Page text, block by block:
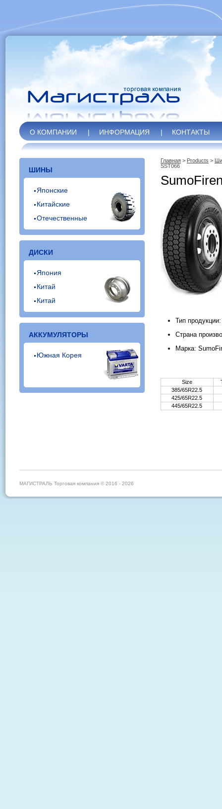
О КОМПАНИИ | ИНФОРМАЦИЯ | КОНТАКТЫ
ШИНЫ
Японские
Китайские
Отечественные
ДИСКИ
Япония
Китай
Китай
АККУМУЛЯТОРЫ
Южная Корея
Главная > Products >
SST066
Тип
Страна
Марка:
Size
385/65R22.5
425/65R22.5
445/65R22.5
МАГИСТРАЛЬ Торговая компания © 2016 - 2026